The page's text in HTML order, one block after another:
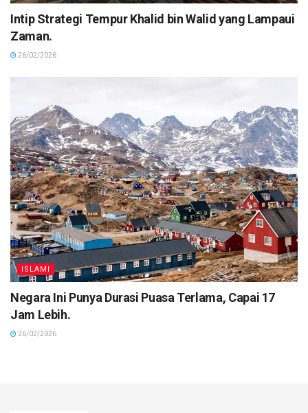
Intip Strategi Tempur Khalid bin Walid yang Lampaui
Zaman.
26/02/2026
ISLAMI
Negara Ini Punya Durasi Puasa Terlama, Capai 17
Jam Lebih.
26/02/2026